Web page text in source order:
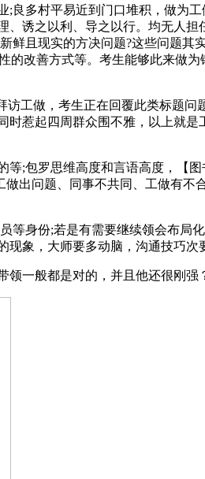
多村平易近到门口堆积，做为工
诱之以利、导之以行。均无人担
且现实的方决问题?这些问题其
的改善方式等。考生能够此来做
工做，考生正在回覆此类标题问
惹起四周群众围不雅，以上就是
;包罗思维高度和言语高度，【图
出问题、同事不共同、工做有不
身份;若是有需要继续领会布局
象，大师要多动脑，沟通技巧次
一般都是对的，并且他还很刚强